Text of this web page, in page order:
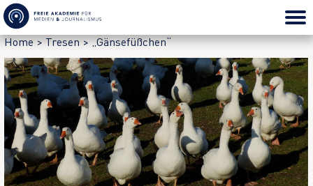
Home>Tresen>„Gänsefüßchen“